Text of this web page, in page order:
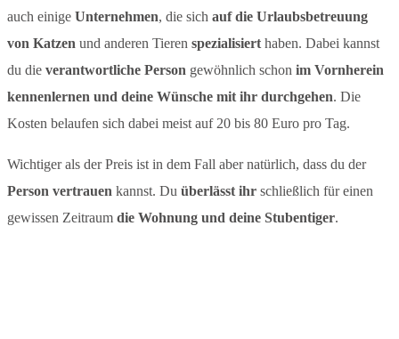
auch einige Unternehmen, die sich auf die Urlaubsbetreuung
von Katzen und anderen Tieren spezialisiert haben. Dabei kannst
du die verantwortliche Person gewöhnlich schon im Vornherein
kennenlernen und deine Wünsche mit ihr durchgehen. Die
Kosten belaufen sich dabei meist auf 20 bis 80 Euro pro Tag.
Wichtiger als der Preis ist in dem Fall aber natürlich, dass du der
Person vertrauen kannst. Du überlässt ihr schließlich für einen
gewissen Zeitraum die Wohnung und deine Stubentiger.